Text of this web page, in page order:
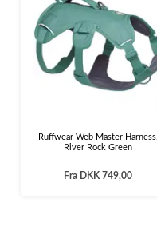
Ruffwear Web Master Harness,
River Rock Green
Fra DKK 749,00